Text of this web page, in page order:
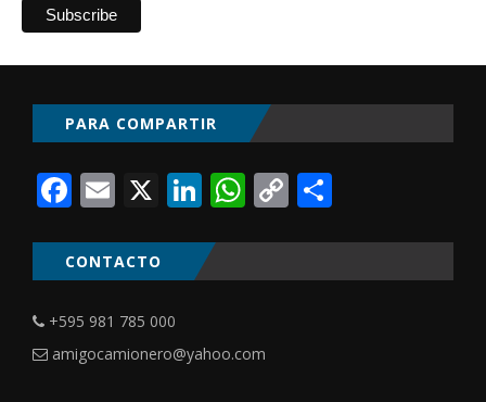
PARA COMPARTIR
Facebook
Email
X LinkedIn
WhatsApp
Copy
CONTACTO
+595 981 785 000
amigocamionero@yahoo.com